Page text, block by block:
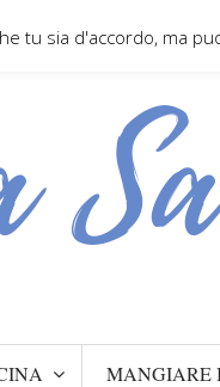
MANGIARE
tu sia d'accordo, ma